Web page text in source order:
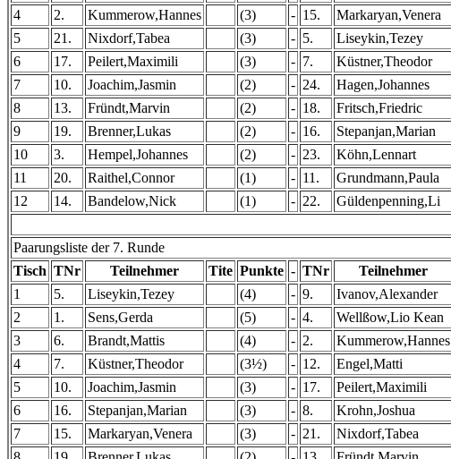
4
2. Kummerow,Hannes (3) - 15. Markaryan,Venera
5
21. Nixdorf,Tabea (3) - 5. Liseykin,Tezey
6
17. Peilert,Maximili (3) - 7. Küstner,Theodor
7
10. Joachim,Jasmin (2) - 24. Hagen,Johannes
8
13. Fründt,Marvin (2) - 18. Fritsch,Friedric
9
19. Brenner,Lukas (2) - 16. Stepanjan,Marian
10
3. Hempel,Johannes (2) - 23. Köhn,Lennart
11
20. Raithel,Connor (1) - 11. Grundmann,Paula
12
14. Bandelow,Nick (1) - 22. Güldenpenning,Li
Paarungsliste der 7. Runde
Tisch TNr Teilnehmer Tite Punkte - TNr Teilnehmer
1
5. Liseykin,Tezey (4) - 9. Ivanov,Alexander
2
1. Sens,Gerda (5) - 4. Wellßow,Lio Kean
3
6. Brandt,Mattis (4) - 2. Kummerow,Hannes
4
7. Küstner,Theodor (3½) - 12. Engel,Matti
5
10. Joachim,Jasmin (3) - 17. Peilert,Maximili
6
16. Stepanjan,Marian (3) - 8. Krohn,Joshua
7
15. Markaryan,Venera (3) - 21. Nixdorf,Tabea